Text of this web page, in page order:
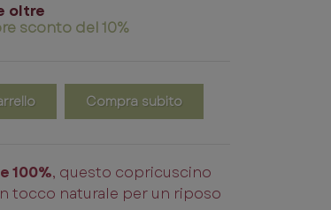
oltre
sconto del 10%
Compra subito
100%, questo copricuscino
tocco naturale per un riposo